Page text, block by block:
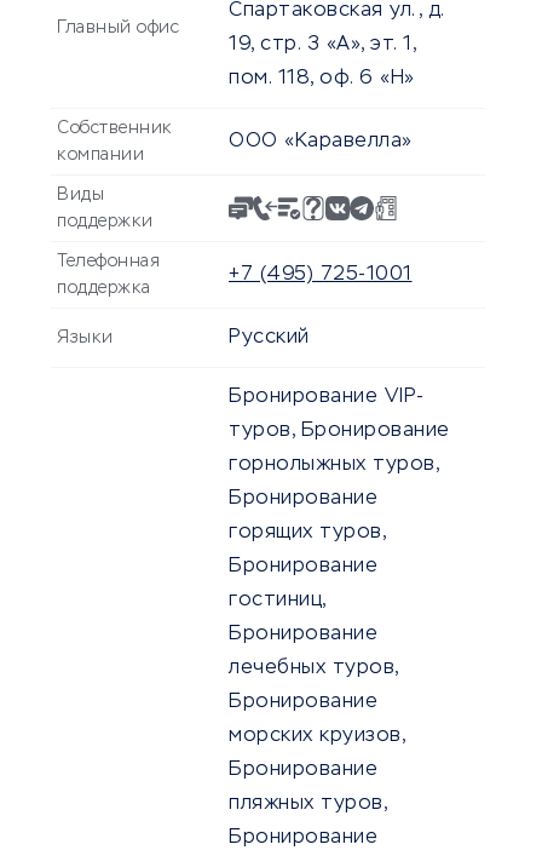
Главный офис
Спартаковская ул., д.
19, стр. 3 «А», эт. 1,
пом. 118, оф. 6 «Н»
Собственник
компании
ООО «Каравелла»
Виды
поддержки
Телефонная
поддержка
+7 (495) 725-1001
Языки Русский
Бронирование VIP-
туров, Бронирование
горнолыжных туров,
Бронирование
горящих туров,
Бронирование
гостиниц,
Бронирование
лечебных туров,
Бронирование
морских круизов,
Бронирование
пляжных туров,
Бронирование